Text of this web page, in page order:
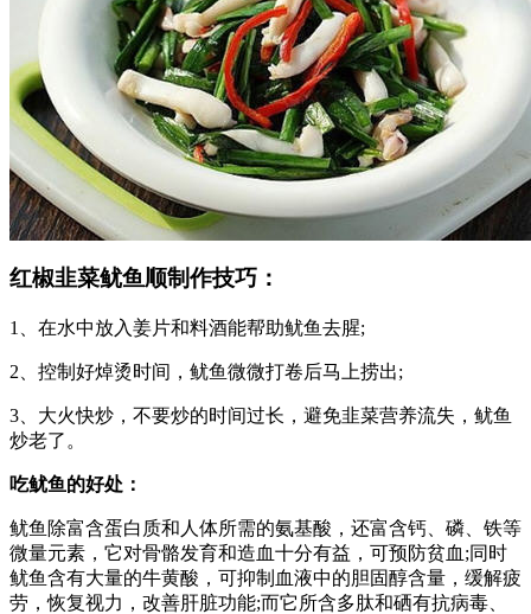
红椒韭菜鱿鱼顺制作技巧：
1、在水中放入姜片和料酒能帮助鱿鱼去腥;
2、控制好焯烫时间，鱿鱼微微打卷后马上捞出;
3、大火快炒，不要炒的时间过长，避免韭菜营养流失，鱿鱼
炒老了。
吃鱿鱼的好处：
鱿鱼除富含蛋白质和人体所需的氨基酸，还富含钙、磷、铁等
微量元素，它对骨骼发育和造血十分有益，可预防贫血;同时
鱿鱼含有大量的牛黄酸，可抑制血液中的胆固醇含量，缓解疲
劳，恢复视力，改善肝脏功能;而它所含多肽和硒有抗病毒、